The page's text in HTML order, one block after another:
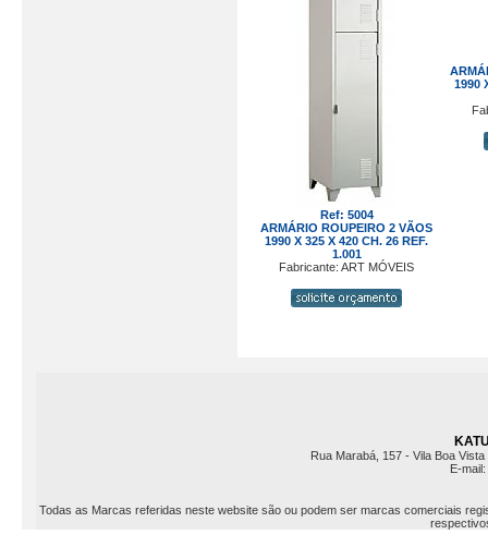
Ref: 5004
ARMÁRIO ROUPEIRO 2 VÃOS
1990 X 325 X 420 CH. 26 REF.
1.001
Fabricante: ART MÓVEIS
1990
Rua Marabá, 157 - Vila Boa
E-mail:
Todas as Marcas referidas neste website são ou podem ser marcas comerciais